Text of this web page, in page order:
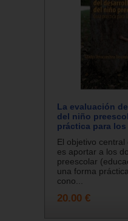
La evaluación
del niño
práctica para
El objetivo
es aportar a los
preescolar
una forma
cono...
20.00 €